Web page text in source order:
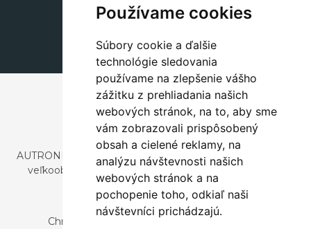
Používame cookies
Súbory cookie a ďalšie
technológie sledovania
používame na zlepšenie vášho
zážitku z prehliadania našich
webových stránok, na to, aby sme
vám zobrazovali prispôsobený
obsah a cielené reklamy, na
analýzu návštevnosti našich
webových stránok a na
pochopenie toho, odkiaľ naši
návštevníci prichádzajú.
+420 311 604 182
dekorace@autronic.cz
AUTRONIC, s.r.o. je spoločnosť zaoberajúca sa dovozom a
veľkoobchodným predajom dizajnového aj štýlového
nábytku a dekorácií.
Česká republika
Chrustenice 270, 267 12 Loděnice u Berouna